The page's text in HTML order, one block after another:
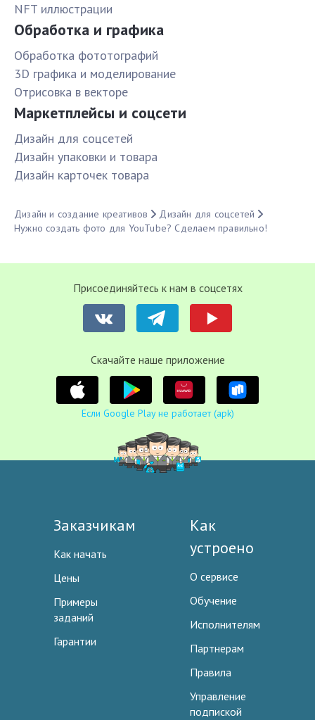
NFT иллюстрации
Обработка и графика
Обработка фототографий
3D графика и моделирование
Отрисовка в векторе
Маркетплейсы и соцсети
Дизайн для соцсетей
Дизайн упаковки и товара
Дизайн карточек товара
Дизайн и создание креативов
Дизайн для соцсетей
Нужно создать фото для YouTube? Сделаем правильно!
Присоединяйтесь к нам в соцсетях
Cкачайте наше приложение
Если Google Play не работает (apk)
Заказчикам
Как начать
Цены
Примеры
заданий
Гарантии
Как
устроено
О сервисе
Обучение
Исполнителям
Партнерам
Правила
Управление
подпиской